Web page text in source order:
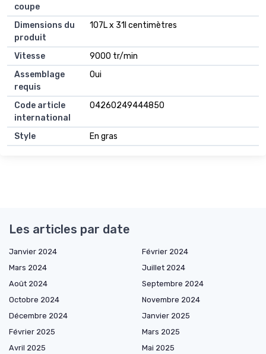
coupe
Dimensions du
produit
107L x 31l centimètres
Vitesse
9000 tr/min
Assemblage
requis
Oui
Code article
international
04260249444850
Style En gras
Les articles par date
Janvier 2024
Février 2024
Mars 2024
Juillet 2024
Août 2024
Septembre 2024
Octobre 2024
Novembre 2024
Décembre 2024
Janvier 2025
Février 2025
Mars 2025
Avril 2025
Mai 2025